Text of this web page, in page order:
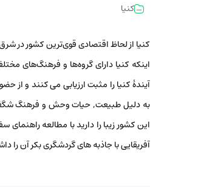
کنیا
کنیا از لحاظ اقتصادی قوی‌ترین کشور در
اینکه کنیا دارای گروه‌ها و فرهنگ‌های
آیندۀ کنیا را مثبت ارزیابی می کنند و
به دلیل طبیعت, حیات وحش و فرهنگ شگفت
این کشور زیبا را دارید با مطالعه راهنمای
آفریقایی با جاذبه های گردشگری بکر آن را